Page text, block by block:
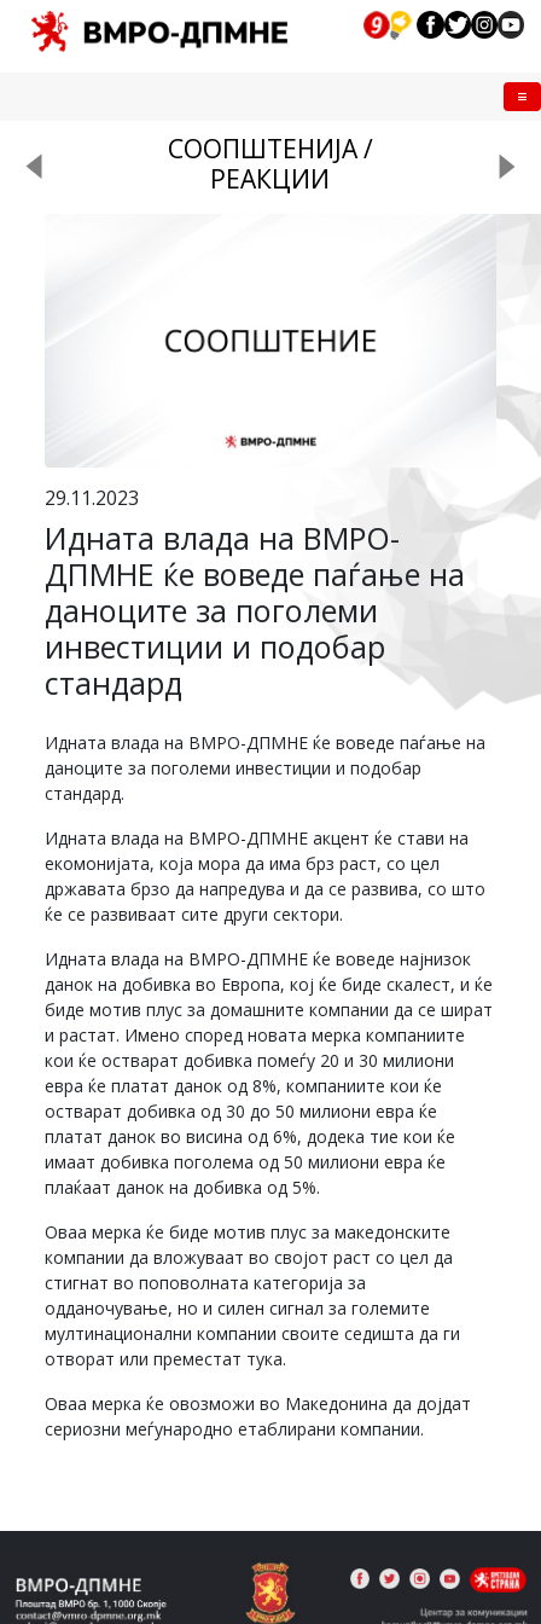
СООПШТЕНИЈА /
РЕАКЦИИ
29.11.2023
Идната влада на ВМРО-
ДПМНЕ ќе воведе паѓање на
даноците за поголеми
инвестиции и подобар
стандард
Идната влада на ВМРО-ДПМНЕ ќе воведе паѓање на
даноците за поголеми инвестиции и подобар
стандард.
Идната влада на ВМРО-ДПМНЕ акцент ќе стави на
екомонијата, која мора да има брз раст, со цел
државата брзо да напредува и да се развива, со што
ќе се развиваат сите други сектори.
Идната влада на ВМРО-ДПМНЕ ќе воведе најнизок
данок на добивка во Европа, кој ќе биде скалест, и ќе
биде мотив плус за домашните компании да се шират
и растат. Имено според новата мерка компаниите
кои ќе остварат добивка помеѓу 20 и 30 милиони
евра ќе платат данок од 8%, компаниите кои ќе
остварат добивка од 30 до 50 милиони евра ќе
платат данок во висина од 6%, додека тие кои ќе
имаат добивка поголема од 50 милиони евра ќе
плаќаат данок на добивка од 5%.
Оваа мерка ќе биде мотив плус за македонските
компании да вложуваат во својот раст со цел да
стигнат во поповолната категорија за
одданочување, но и силен сигнал за големите
мултинационални компании своите седишта да ги
отворат или преместат тука.
Оваа мерка ќе овозможи во Македонина да дојдат
сериозни меѓународно етаблирани компании.